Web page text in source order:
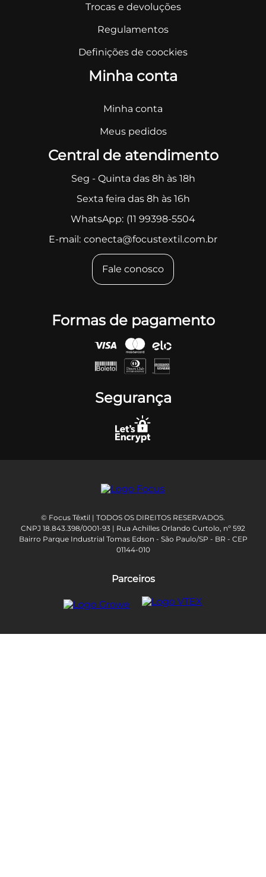
Trocas e devoluções
Regulamentos
Definições de coockies
Minha conta
Minha conta
Meus pedidos
Central de atendimento
Seg - Quinta das 8h às 18h
Sexta feira das 8h às 16h
WhatsApp: (11 99398-5504
E-mail: conecta@focustextil.com.br
Fale conosco
Formas de pagamento
Segurança
© Focus Têxtil | TODOS OS DIREITOS RESERVADOS.
CNPJ 18.843.398/0001-93 | Rua Achilles Orlando Curtolo, nº 592
Bairro Parque Industrial Tomas Edson - São Paulo/SP - BR - CEP
01144-010
Parceiros